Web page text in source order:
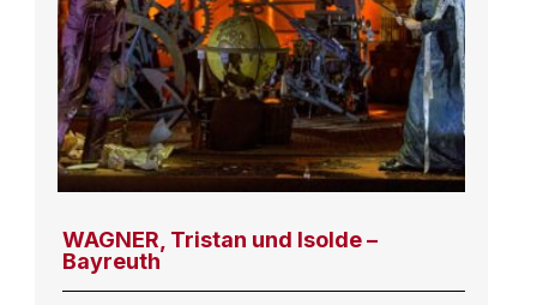
WAGNER, Tristan und Isolde –
Bayreuth